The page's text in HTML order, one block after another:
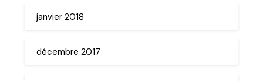
janvier 2018
décembre 2017